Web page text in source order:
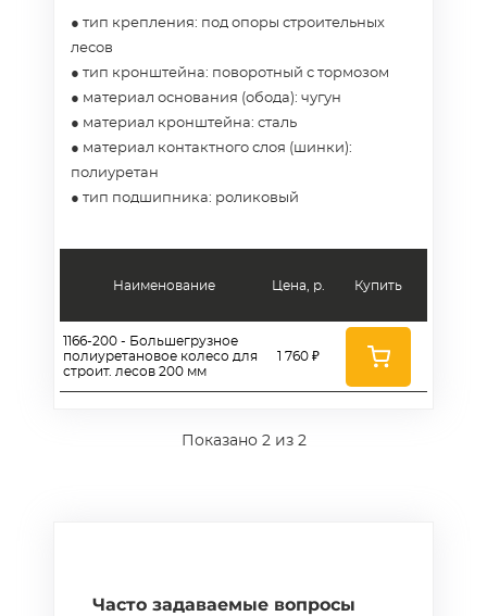
● тип крепления: под опоры строительных
лесов
● тип кронштейна: поворотный с тормозом
● материал основания (обода): чугун
● материал кронштейна: сталь
● материал контактного слоя (шинки):
полиуретан
● тип подшипника: роликовый
Наименование
1166-200 - Большегрузное
полиуретановое колесо для
строит. лесов 200 мм
Цена, р.
1 760 ₽
Купить
Показано 2из 2
Часто задаваемые вопросы